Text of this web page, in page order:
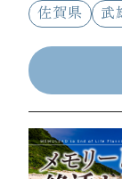
佐賀県 武